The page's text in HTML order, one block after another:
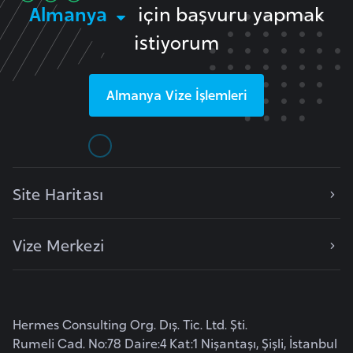
Almanya
için başvuru yapmak
istiyorum
Almanya Vize İşlemleri
Site Haritası
Vize Merkezi
Hermes Consulting Org. Dış. Tic. Ltd. Şti.
Rumeli Cad. No:78 Daire:4 Kat:1 Nişantaşı, Şişli, İstanbul
e
s
o
t
L
i